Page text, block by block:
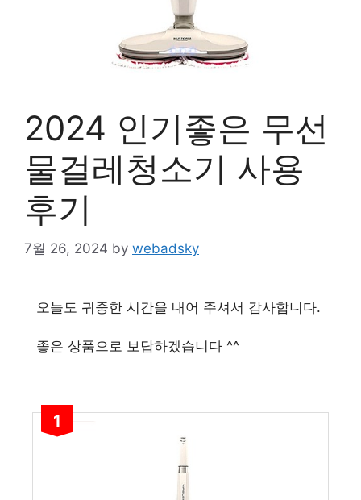
2024 인기좋은 무선
물걸레청소기 사용
후기
7월 26, 2024 by webadsky
오늘도 귀중한 시간을 내어 주셔서 감사합니다.
좋은 상품으로 보답하겠습니다 ^^
1